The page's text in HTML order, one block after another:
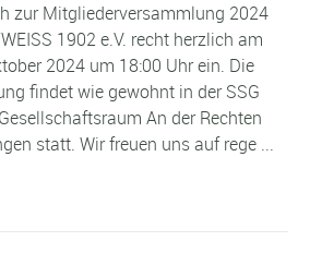
zur Mitgliederversammlung 2024
1902 e.V. recht herzlich am
2024 um 18:00 Uhr ein. Die
findet wie gewohnt in der SSG
An der Rechten
statt. Wir freuen uns auf rege ...